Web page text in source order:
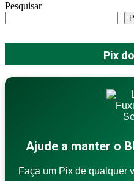
Pesquisar
Pix
Ajude a manter o
Faça um Pix de qualquer